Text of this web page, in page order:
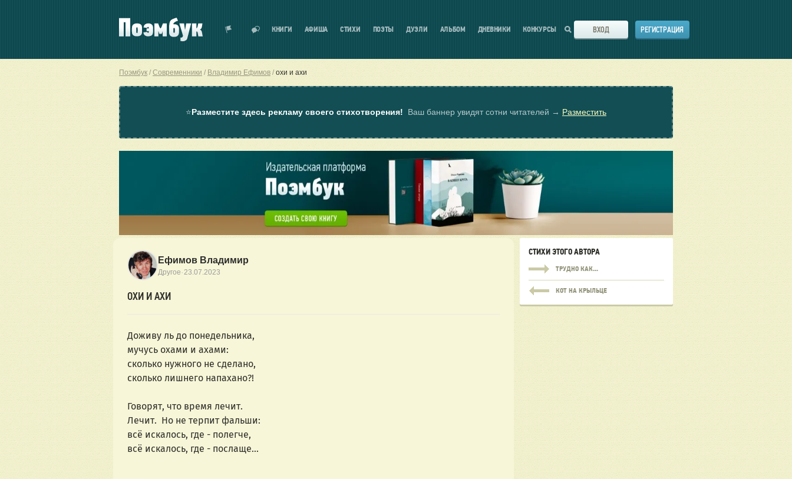
КНИГИ АФИША СТИХИ ПОЭТЫ ДУЭЛИ АЛЬБОМ ДНЕВНИКИ КОНКУРСЫ ВХОД РЕГИСТРАЦИЯ
Поэмбук Современники Владимир Ефимов охи и ахи
⭐Разместите здесь рекламу своего стихотворения! Ваш баннер увидят сотни читателей → Разместить
Ефимов Владимир
Другое ·23.07.2023
ОХИ И АХИ
Доживу ль до понедельника,
мучусь охами и ахами:
сколько нужного не сделано,
сколько лишнего напахано?!
Говорят, что время лечит.
Лечит.  Но не терпит фальши:
всё искалось, где - полегче,
всё искалось, где - послаще...
СТИХИ ЭТОГО АВТОРА
ТРУДНО КАК...
КОТ НА КРЫЛЬЦЕ